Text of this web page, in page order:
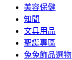
美容保健
知間
文具用品
聖誕專區
兔兔飾品選物